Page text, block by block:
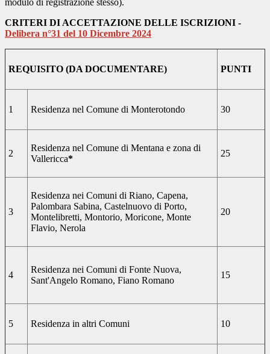
modulo di registrazione stesso).
CRITERI DI ACCETTAZIONE DELLE ISCRIZIONI -
Delibera n°31 del 10 Dicembre 2024
REQUISITO (DA DOCUMENTARE) PUNTI
1 Residenza nel Comune di Monterotondo 30
2
Residenza nel Comune di Mentana e zona di
Vallericca*
25
3
Residenza nei Comuni di Riano, Capena,
Palombara Sabina, Castelnuovo di Porto,
Montelibretti, Montorio, Moricone, Monte
Flavio, Nerola
20
4
Residenza nei Comuni di Fonte Nuova,
Sant'Angelo Romano, Fiano Romano
15
5 Residenza in altri Comuni 10